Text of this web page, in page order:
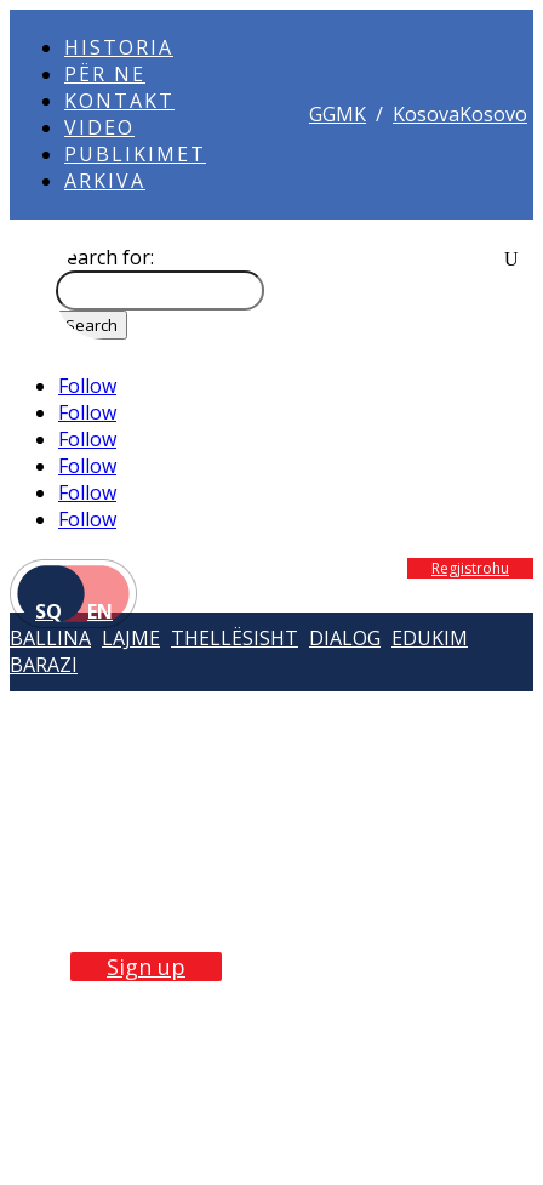
HISTORIA
PËR NE
KONTAKT
VIDEO
PUBLIKIMET
ARKIVA
GGMK / KosovaKosovo
Search for:
Follow
Follow
Follow
Follow
Follow
Follow
SQ EN
Regjistrohu
BALLINA LAJME THELLËSISHT DIALOG EDUKIM
BARAZI
Sign up